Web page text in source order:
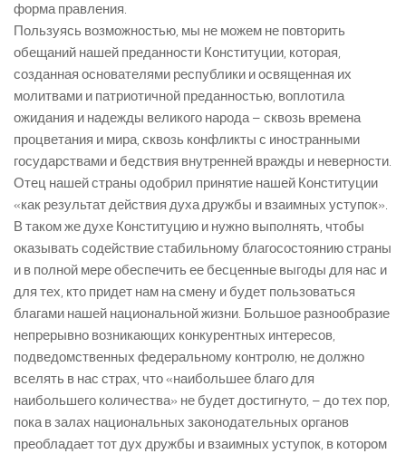
форма правления.
Пользуясь возможностью, мы не можем не повторить
обещаний нашей преданности Конституции, которая,
созданная основателями республики и освященная их
молитвами и патриотичной преданностью, воплотила
ожидания и надежды великого народа – сквозь времена
процветания и мира, сквозь конфликты с иностранными
государствами и бедствия внутренней вражды и неверности.
Отец нашей страны одобрил принятие нашей Конституции
«как результат действия духа дружбы и взаимных уступок».
В таком же духе Конституцию и нужно выполнять, чтобы
оказывать содействие стабильному благосостоянию страны
и в полной мере обеспечить ее бесценные выгоды для нас и
для тех, кто придет нам на смену и будет пользоваться
благами нашей национальной жизни. Большое разнообразие
непрерывно возникающих конкурентных интересов,
подведомственных федеральному контролю, не должно
вселять в нас страх, что «наибольшее благо для
наибольшего количества» не будет достигнуто, – до тех пор,
пока в залах национальных законодательных органов
преобладает тот дух дружбы и взаимных уступок, в котором